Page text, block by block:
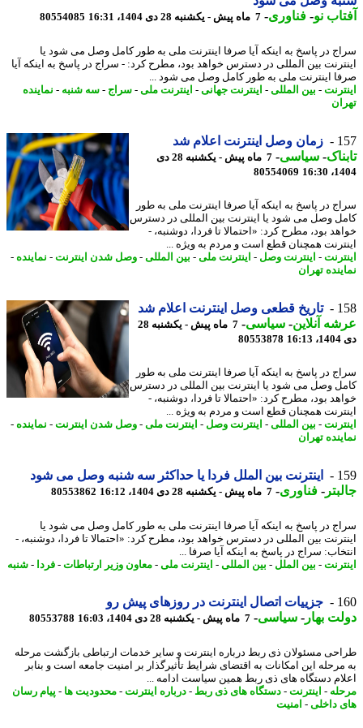
نو- فناوری- 7 ماه پیش - یکشنبه 28 دی 1404، 16:31 80554085
در پاسخ به اینکه آیا صرفا اینترنت ملی به طور کامل وصل می شود یا
بین المللی در دسترس خواهد بود، مطرح کرد: - سراج در پاسخ به اینکه آیا
اینترنت ملی به طور کامل وصل می شود ...
-بین المللی-اینترنت جهانی-اینترنت ملی -سراج- سه شنبه-نماینده
زمان وصل اینترنت اعلام شد
-سیاسی-
7 ماه پیش - یکشنبه 28 دی
80554069
در پاسخ به اینکه آیا صرفا اینترنت ملی به طور
وصل می شود یا اینترنت بین المللی در دسترس
بود، مطرح کرد: «احتمالا تا فردا، دوشنبه، -
همچنان قطع است و مردم به ویژه ...
-اینترنت وصل-اینترنت ملی -بین المللی-وصل شدن اینترنت-نماینده-
تهران
تاریخ قطعی وصل اینترنت اعلام شد
آنلاین-سیاسی-
7 ماه پیش - یکشنبه 28
80553878
در پاسخ به اینکه آیا صرفا اینترنت ملی به طور
وصل می شود یا اینترنت بین المللی در دسترس
بود، مطرح کرد: «احتمالا تا فردا، دوشنبه، -
همچنان قطع است و مردم به ویژه ...
-بین المللی-اینترنت وصل-اینترنت ملی -وصل شدن اینترنت-نماینده-
تهران
اینترنت بین الملل فردا یا حداکثر سه شنبه وصل می شود
-فناوری- 7 ماه پیش - یکشنبه 28 دی 1404، 16:12 80553862
در پاسخ به اینکه آیا صرفا اینترنت ملی به طور کامل وصل می شود یا
بین المللی در دسترس خواهد بود، مطرح کرد: «احتمالا تا فردا، دوشنبه، -
سراج در پاسخ به اینکه آیا صرفا ...
-بین الملل-بین المللی-اینترنت ملی -معاون وزیر ارتباطات-فردا - شنبه
جزییات اتصال اینترنت در روزهای پیش رو
بهار -سیاسی-7 ماه پیش - یکشنبه 28 دی 1404، 16:03 80553788
مسئولان ذی ربط درباره اینترنت و سایر خدمات ارتباطی بازگشت مرحله
این امکانات به اقتضای شرایط تأثیرگذار بر امنیت جامعه است و بنابر
دستگاه های ذی ربط همین سیاست ادامه ...
-اینترنت-دستگاه های ذی ربط -درباره اینترنت-محدودیت ها- پیام رسان
داخلی -امنیت